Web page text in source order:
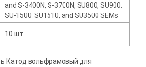
and S-3400N, S-3700N, SU800, SU900.
SU-1500, SU1510, and SU3500 SEMs
10 шт.
Катод вольфрамовый для